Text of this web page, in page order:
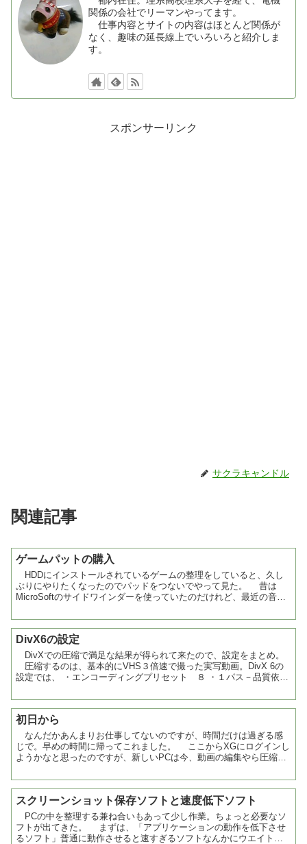
関係の会社でリーマンやってます。
仕事内容とサイトの内容はほとんど関係が
なく、趣味の延長線上でいろいろと紹介しま
す。
スポンサーリンク
サクラキャンドル
関連記事
ゲームパットの購入
HDDにインストールされているゲームの整理をしていると、久し
ぶりにやりたくなったのでパッドをつないでやって見た。 昔は
MicroSoftのサイドワインダーを使っていたのだけれど、最近の音源
DivX6の設定
DivXでの圧縮で満足な結果が得られて来たので、設定をまとめ。
圧縮するのは、基本的にVHS３倍速で撮った実写動画。DivX 6の
設定では、 ・エンコーディングプリセット ８ ・１パス－品質依存
初日から
なんだかあんまりお仕事してないのですが、時間だけは過ぎる感
じで。早めの時間に帰ってこれました。 ここからXGにログインし
ようかなと思ったのですが、新しいPCは今、動画の編集やら圧縮や
スクリーンショット保存ソフトと速度低下ソフト
PCの中を整理する兼ね合いもあって少し作業。ちょっと必要なソ
フトが出てきた。 まずは、「アプリケーションの動作を低下させ
るソフト」普通に動作させると速すぎるソフトなんかにウエイトを